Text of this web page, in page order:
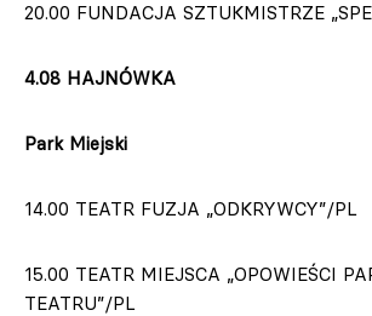
20.00 FUNDACJA SZTUKMISTRZE
4.08 HAJNÓWKA
Park Miejski
14.00 TEATR FUZJA „ODKRYWCY”/PL
15.00 TEATR MIEJSCA „OPOWIEŚCI
TEATRU”/PL